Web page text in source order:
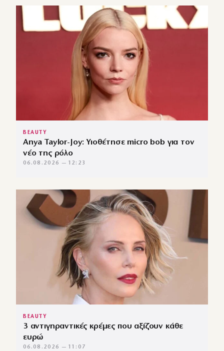
BEAUTY
Anya Taylor-Joy: Υιοθέτησε micro bob για τον
νέο της ρόλο
06.08.2026 — 12:23
BEAUTY
3 αντιγηραντικές κρέμες που αξίζουν κάθε
ευρώ
06.08.2026 — 11:07